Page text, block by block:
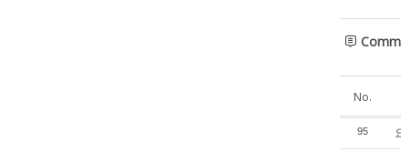
No.
95